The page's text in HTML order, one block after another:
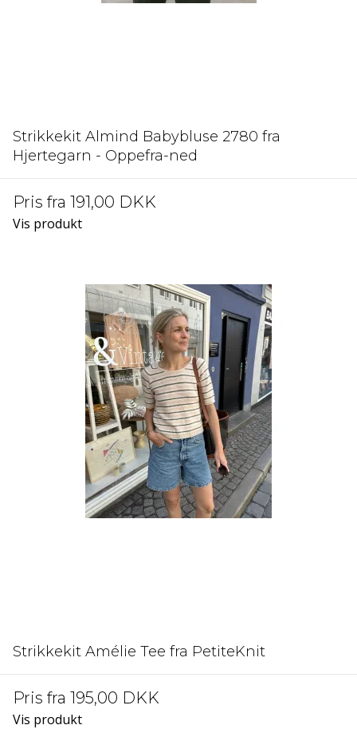
Strikkekit Almind Babybluse 2780 fra
Hjertegarn - Oppefra-ned
Pris fra 191,00 DKK
Vis produkt
Strikkekit Amélie Tee fra PetiteKnit
Pris fra 195,00 DKK
Vis produkt